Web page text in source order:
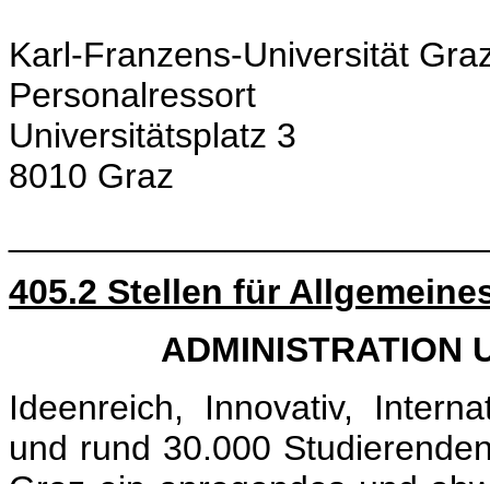
Karl-Franzens-Universität
Personalressort
Universitätsplatz 3
8010 Graz
405.2 Stellen für
ADMINISTRATION
Ideenreich, Innovativ,
und rund 30.000